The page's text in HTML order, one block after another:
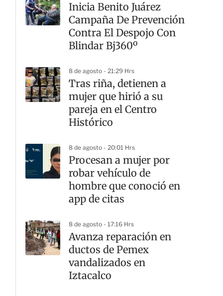
Inicia Benito Juárez
Campaña De Prevención
Contra El Despojo Con
Blindar Bj360º
8 de agosto - 21:29 Hrs
Tras riña, detienen a
mujer que hirió a su
pareja en el Centro
Histórico
8 de agosto - 20:01 Hrs
Procesan a mujer por
robar vehículo de
hombre que conoció en
app de citas
8 de agosto - 17:16 Hrs
Avanza reparación en
ductos de Pemex
vandalizados en
Iztacalco